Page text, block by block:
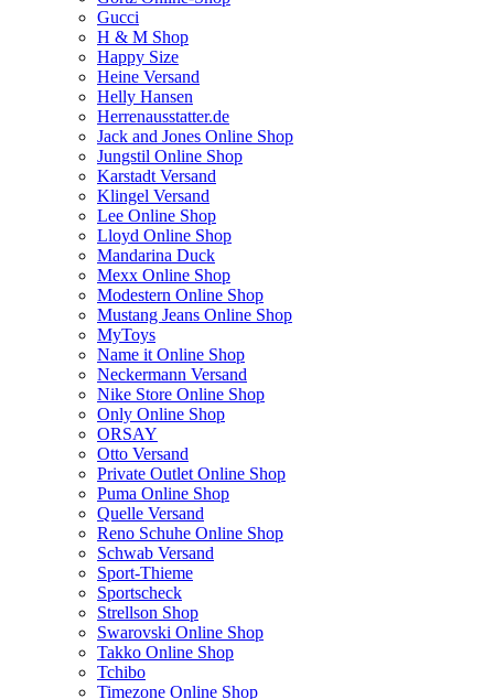
Gucci
H & M Shop
Happy Size
Heine Versand
Helly Hansen
Herrenausstatter.de
Jack and Jones Online Shop
Jungstil Online Shop
Karstadt Versand
Klingel Versand
Lee Online Shop
Lloyd Online Shop
Mandarina Duck
Mexx Online Shop
Modestern Online Shop
Mustang Jeans Online Shop
MyToys
Name it Online Shop
Neckermann Versand
Nike Store Online Shop
Only Online Shop
ORSAY
Otto Versand
Private Outlet Online Shop
Puma Online Shop
Quelle Versand
Reno Schuhe Online Shop
Schwab Versand
Sport-Thieme
Sportscheck
Strellson Shop
Swarovski Online Shop
Takko Online Shop
Tchibo
Timezone Online Shop